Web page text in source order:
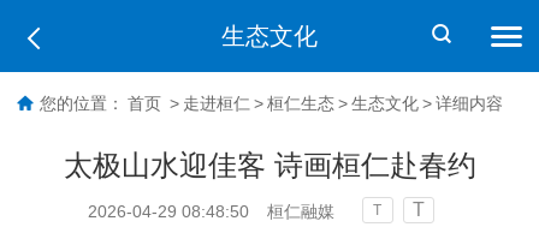
生态文化
您的位置： 首页 > 走进桓仁 > 桓仁生态 > 生态文化 > 详细内容
太极山水迎佳客 诗画桓仁赴春约
2026-04-29 08:48:50 桓仁融媒 T T